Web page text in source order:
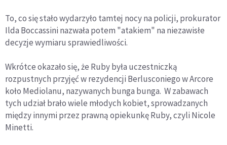
To, co się stało wydarzyło tamtej nocy na policji, prokurator
Ilda Boccassini nazwała potem "atakiem" na niezawisłe
decyzje wymiaru sprawiedliwości.
Wkrótce okazało się, że Ruby była uczestniczką
rozpustnych przyjęć w rezydencji Berlusconiego w Arcore
koło Mediolanu, nazywanych bunga bunga. W zabawach
tych udział brało wiele młodych kobiet, sprowadzanych
między innymi przez prawną opiekunkę Ruby, czyli Nicole
Minetti.